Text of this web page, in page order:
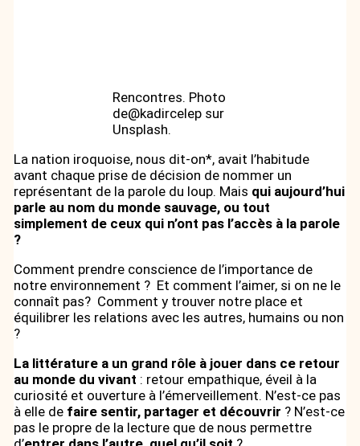
Rencontres. Photo
de@kadircelep sur
Unsplash.
La nation iroquoise, nous dit-on*, avait l’habitude
avant chaque prise de décision de nommer un
représentant de la parole du loup. Mais qui aujourd’hui
parle au nom du monde sauvage, ou tout
simplement de ceux qui n’ont pas l’accès à la parole
?
Comment prendre conscience de l’importance de
notre environnement ? Et comment l’aimer, si on ne le
connaît pas? Comment y trouver notre place et
équilibrer les relations avec les autres, humains ou non
?
La littérature a un grand rôle à jouer dans ce retour
au monde du vivant : retour empathique, éveil à la
curiosité et ouverture à l’émerveillement. N’est-ce pas
à elle de faire sentir, partager et découvrir ? N’est-ce
pas le propre de la lecture que de nous permettre